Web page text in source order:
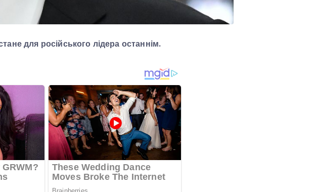
для російського лідера останнім.